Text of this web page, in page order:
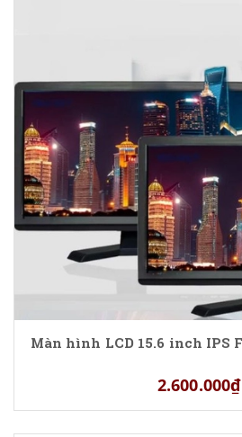
Màn hình LCD 15.6 inch IPS
2.600.000₫